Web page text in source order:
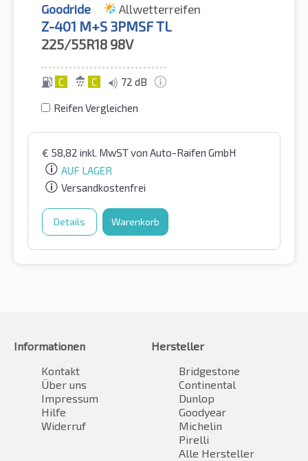
Goodride Allwetterreifen
Z-401 M+S 3PMSF TL
225/55R18 98V
C C 72 dB
Reifen Vergleichen
€ 58,82 inkl. MwSTvon Auto-Raifen GmbH
AUF LAGER
Versandkostenfrei
Details Warenkorb
Informationen
Kontakt
Über uns
Impressum
Hilfe
Widerruf
Hersteller
Bridgestone
Continental
Dunlop
Goodyear
Michelin
Pirelli
Alle Hersteller